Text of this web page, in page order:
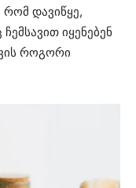
რომ დავიწყე,
იყენებენ
როგორი